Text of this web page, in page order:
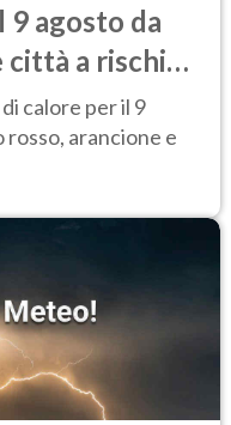
agosto da
città a rischio
calore per il 9
arancione e